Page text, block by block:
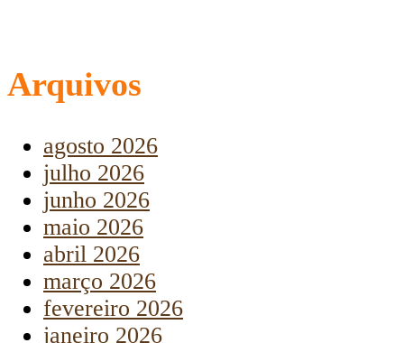
Arquivos
agosto 2026
julho 2026
junho 2026
maio 2026
abril 2026
março 2026
fevereiro 2026
janeiro 2026